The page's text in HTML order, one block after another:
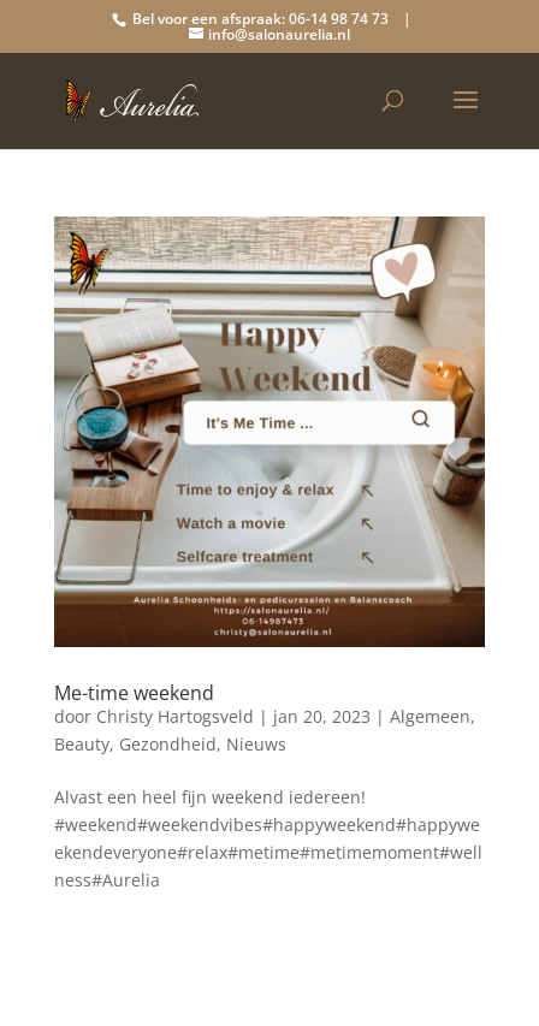
Bel voor een afspraak: 06-14 98 74 73 |
info@salonaurelia.nl
Me-time weekend
door Christy Hartogsveld | jan 20, 2023 | Algemeen,
Beauty, Gezondheid, Nieuws
Alvast een heel fijn weekend iedereen!
#weekend#weekendvibes#happyweekend#happywe
ekendeveryone#relax#metime#metimemoment#well
ness#Aurelia